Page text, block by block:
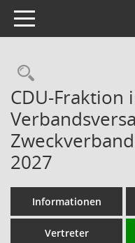
Toggle navigation
CDU-Fraktion
2027
Informationen
Vertreter